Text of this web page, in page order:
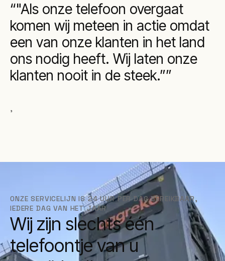
"Als onze telefoon overgaat
komen wij meteen in actie omdat
een van onze klanten in het land
ons nodig heeft. Wij laten onze
klanten nooit in de steek.”
,
ONZE SERVICELIJN IS 24 UUR PER DAG BEREIKBAAR,
IEDERE DAG VAN HET JAAR
Wij zijn slechts één
telefoontje van u